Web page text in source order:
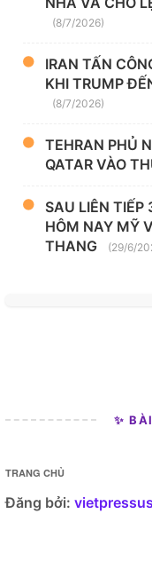
(8/7/2026)
IRAN TẤN
KHI TRUMP
(8/7/2026)
TEHRAN PHỦ
QATAR VÀO
SAU LIÊN TIẾP
HÔM NAY MỸ
THANG
(29/6/
✨
TRANG CHỦ
Đăng bởi: